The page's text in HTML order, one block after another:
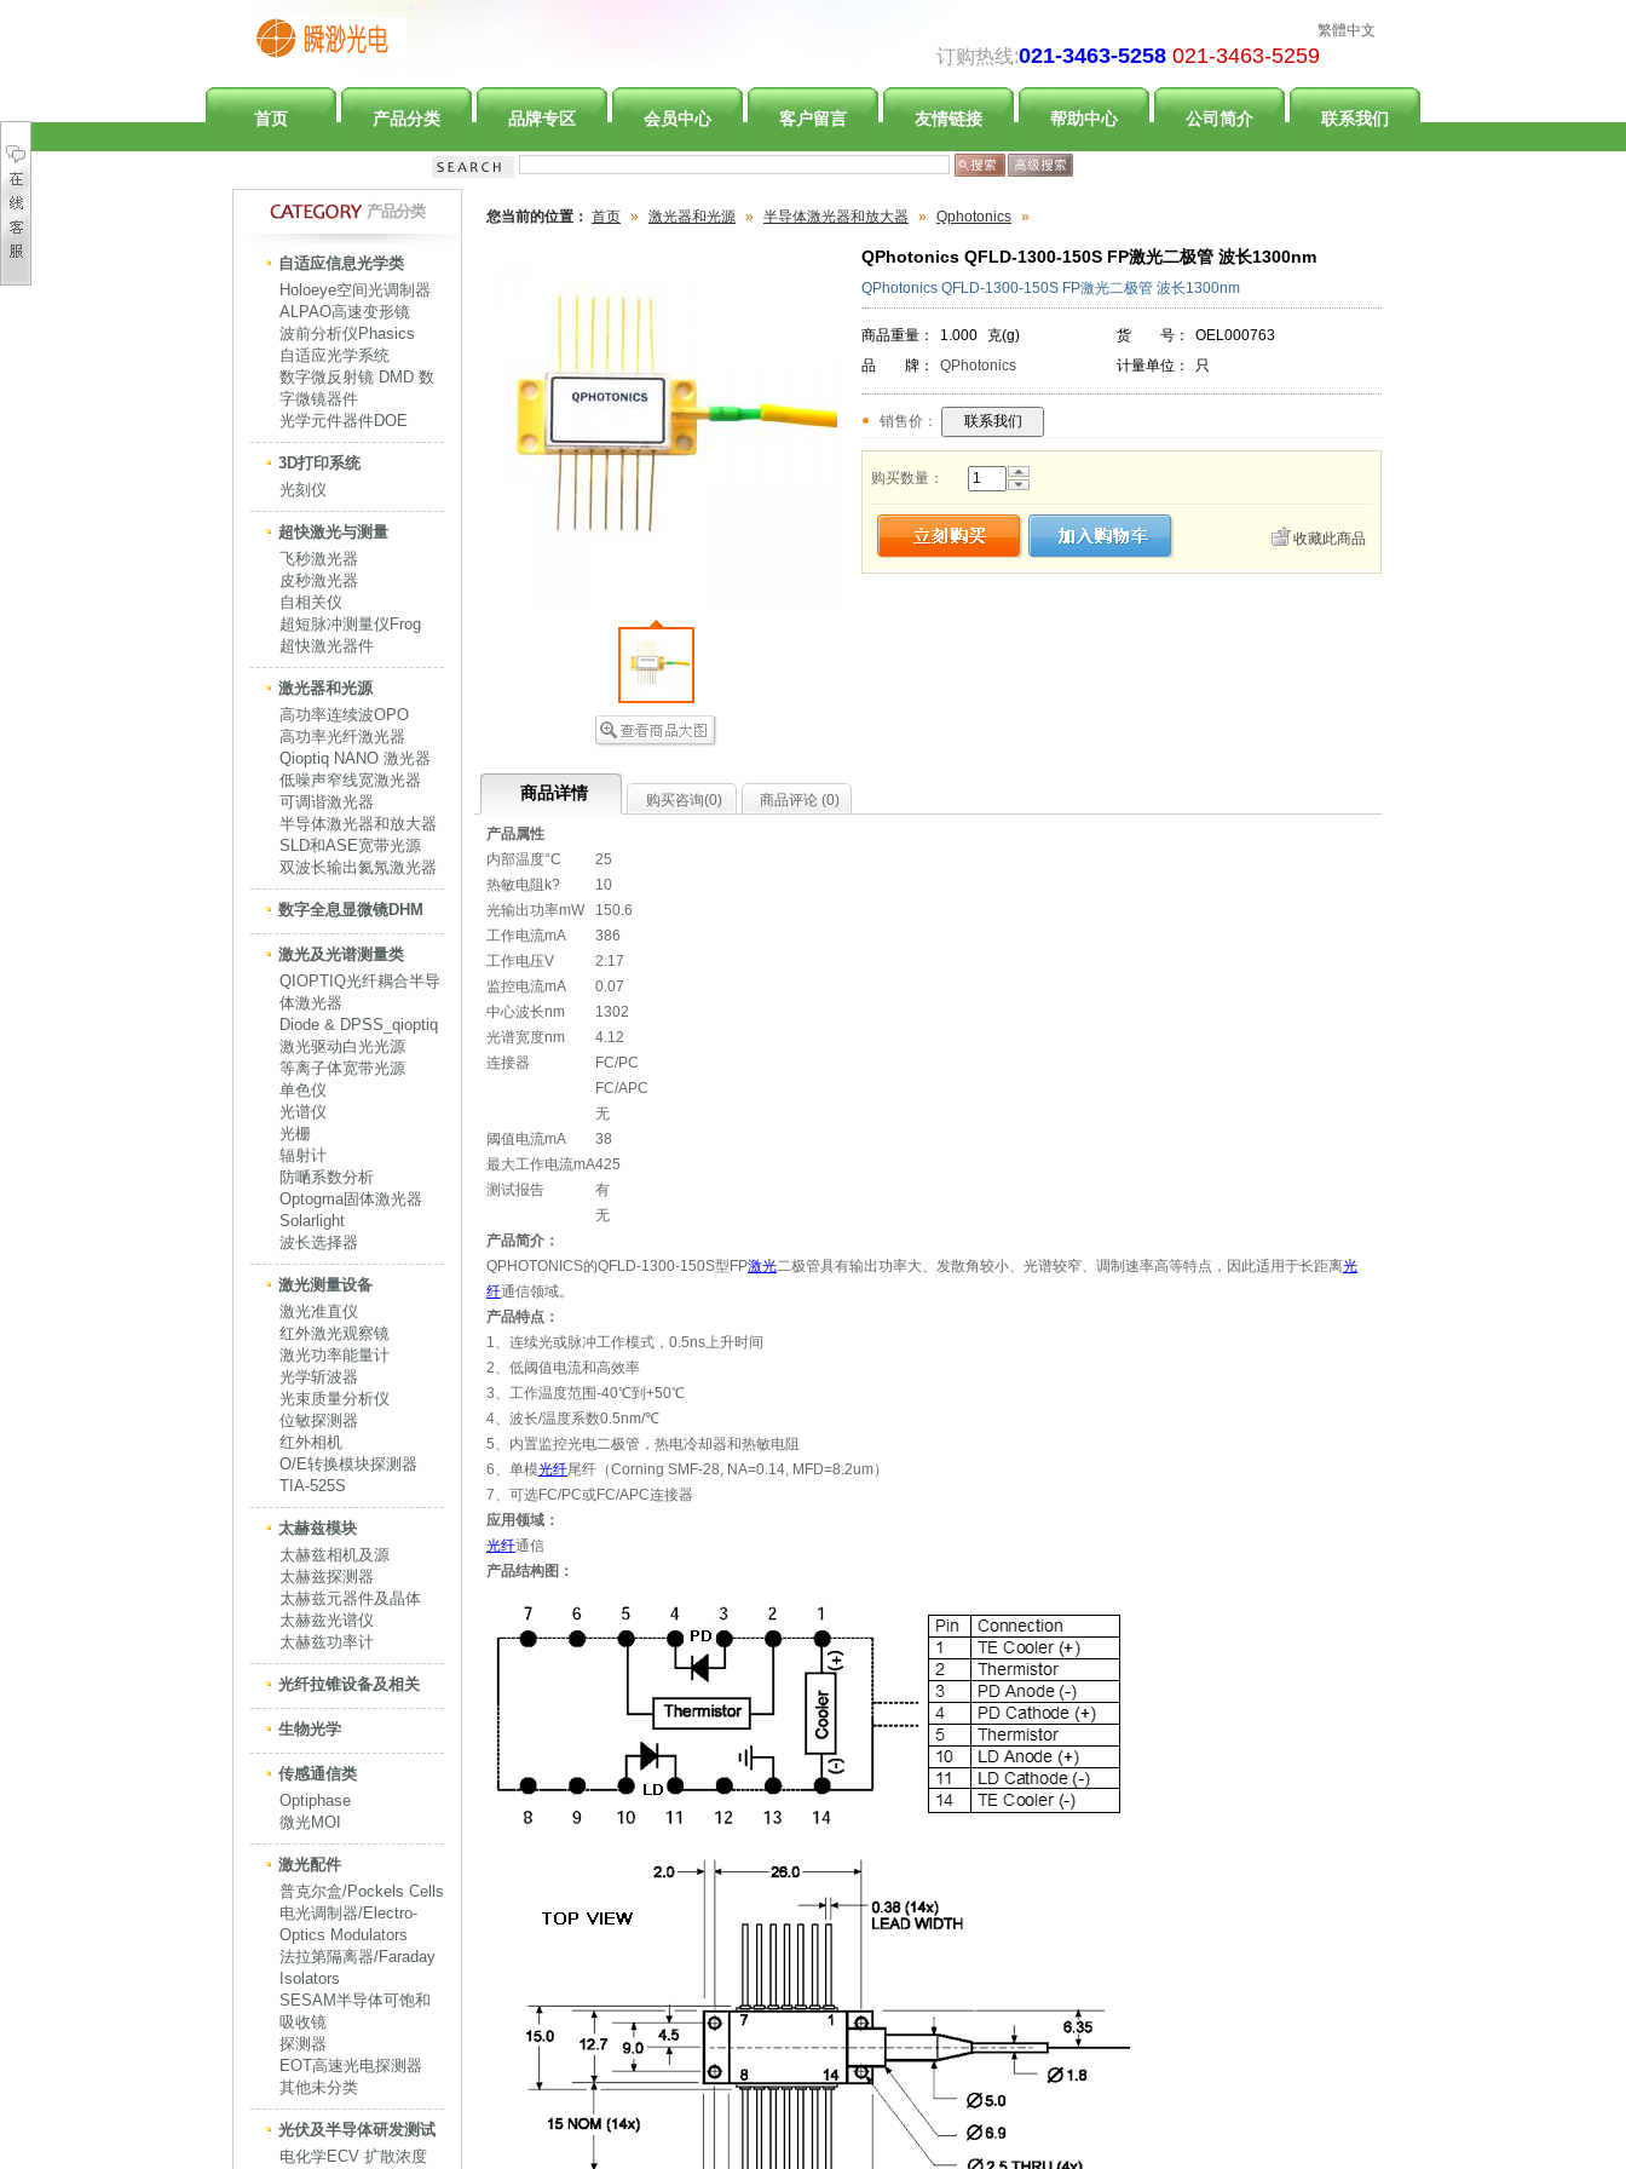
繁體中文
订购热线:021-3463-5258 021-3463-5259
首页 产品分类 品牌专区 会员中心 客户留言 友情链接 帮助中心 公司简介 联系我们
产品分类
自适应信息光学类
Holoeye空间光调制器
ALPAO高速变形镜
波前分析仪Phasics
自适应光学系统
数字微反射镜 DMD 数
字微镜器件
光学元件器件DOE
3D打印系统
光刻仪
超快激光与测量
飞秒激光器
皮秒激光器
自相关仪
超短脉冲测量仪Frog
超快激光器件
激光器和光源
高功率连续波OPO
高功率光纤激光器
Qioptiq NANO 激光器
低噪声窄线宽激光器
可调谐激光器
半导体激光器和放大器
SLD和ASE宽带光源
双波长输出氦氖激光器
数字全息显微镜DHM
激光及光谱测量类
QIOPTIQ光纤耦合半导
体激光器
Diode & DPSS_qioptiq
激光驱动白光光源
等离子体宽带光源
单色仪
光谱仪
光栅
辐射计
防嗮系数分析
Optogma固体激光器
Solarlight
波长选择器
激光测量设备
激光准直仪
红外激光观察镜
激光功率能量计
光学斩波器
光束质量分析仪
位敏探测器
红外相机
O/E转换模块探测器
TIA-525S
太赫兹模块
太赫兹相机及源
太赫兹探测器
太赫兹元器件及晶体
太赫兹光谱仪
太赫兹功率计
光纤拉锥设备及相关
生物光学
传感通信类
Optiphase
微光MOI
激光配件
普克尔盒/Pockels Cells
电光调制器/Electro-
Optics Modulators
法拉第隔离器/Faraday
Isolators
SESAM半导体可饱和
吸收镜
探测器
EOT高速光电探测器
其他未分类
光伏及半导体研发测试
电化学ECV 扩散浓度
您当前的位置： 首页 » 激光器和光源 » 半导体激光器和放大器 » Qphotonics »
QPhotonics QFLD-1300-150S FP激光二极管 波长1300nm
QPhotonics QFLD-1300-150S FP激光二极管 波长1300nm
商品重量： 1.000 克(g) 货 号：
OEL000763
品 牌：
QPhotonics 计量单位： 只
销售价：
购买数量：
收藏此商品
商品详情 购买咨询(0) 商品评论 (0)
产品属性
内部温度°C
25
热敏电阻k?
10
光输出功率mW
150.6
工作电流mA
386
工作电压V
2.17
监控电流mA
0.07
中心波长nm
1302
光谱宽度nm
4.12
连接器
FC/PC
FC/APC
无
阈值电流mA
38
最大工作电流mA425
测试报告
有
无
产品简介：
QPHOTONICS的QFLD-1300-150S型FP激光二极管具有输出功率大、发散角较小、光谱较窄、调制速率高等特点，因此适用于长距离光
纤通信领域。
产品特点：
1、连续光或脉冲工作模式，0.5ns上升时间
2、低阈值电流和高效率
3、工作温度范围-40℃到+50℃
4、波长/温度系数0.5nm/℃
5、内置监控光电二极管，热电冷却器和热敏电阻
6、单模光纤尾纤（Corning SMF-28, NA=0.14, MFD=8.2um）
7、可选FC/PC或FC/APC连接器
应用领域：
光纤通信
产品结构图：